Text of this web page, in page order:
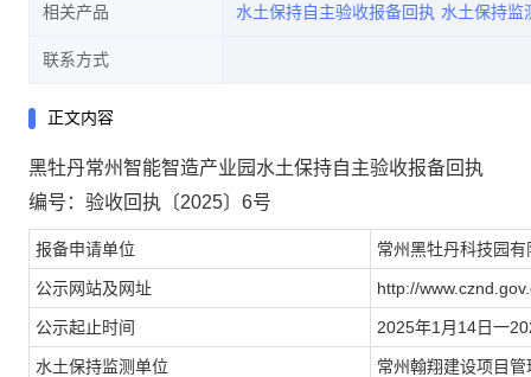
相关产品 水土保持自主验收报备回执 水土保持监
联系方式
正文内容
黑牡丹常州智能智造产业园水土保持自主验收报备回执
编号：验收回执〔2025〕6号
报备申请单位 常州黑牡丹科技园
公示网站及网址 http://
公示起止时间 2025年1月14日一
水土保持监测单位 常州翰翔建设项目